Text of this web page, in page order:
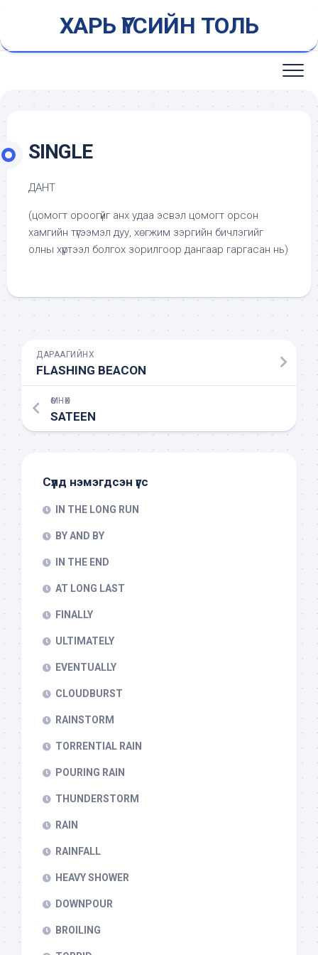
content
ХАРЬ ҮГСИЙН ТОЛЬ
SINGLE
ДАНТ
(цомогт ороогүйг анх удаа эсвэл цомогт орсон
хамгийн түгээмэл дуу, хөгжим зэргийн бичлэгийг
олны хүртээл болгох зорилгоор дангаар гаргасан нь)
ДАРААГИЙНХ
FLASHING BEACON
ӨМНӨХ
SATEEN
Сүүлд нэмэгдсэн үгс
IN THE LONG RUN
BY AND BY
IN THE END
AT LONG LAST
FINALLY
ULTIMATELY
EVENTUALLY
CLOUDBURST
RAINSTORM
TORRENTIAL RAIN
POURING RAIN
THUNDERSTORM
RAIN
RAINFALL
HEAVY SHOWER
DOWNPOUR
BROILING